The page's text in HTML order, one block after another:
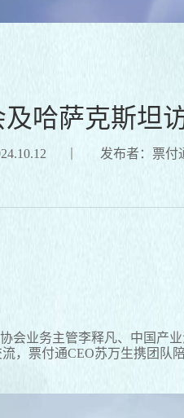
哈萨克斯坦
发布者：票付
业务主管李释凡、中国产
，票付通CEO苏万生携团队